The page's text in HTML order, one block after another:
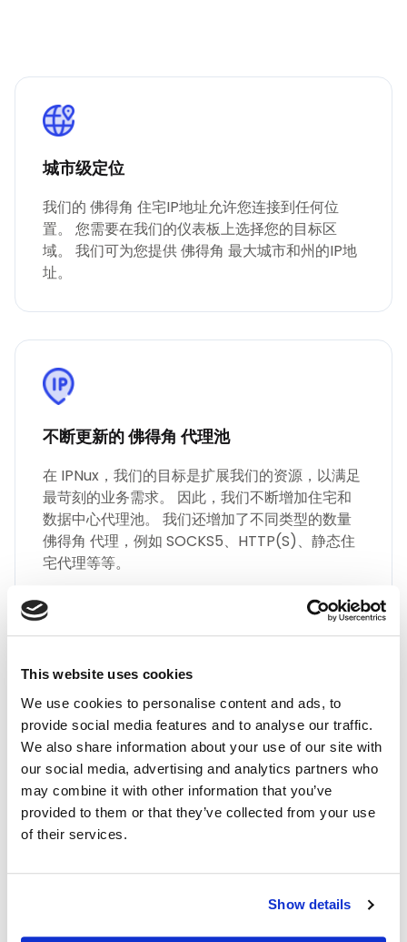
This website uses cookies
We use cookies to personalise content and ads, to
provide social media features and to analyse our traffic.
We also share information about your use of our site with
our social media, advertising and analytics partners who
may combine it with other information that you’ve
provided to them or that they’ve collected from your use
of their services.
Show details
城市级定位
我们的 佛得角 住宅IP地址允许您连接到任何位
置。 您需要在我们的仪表板上选择您的目标区
域。 我们可为您提供 佛得角 最大城市和州的IP地
址。
不断更新的 佛得角 代理池
在 IPNux，我们的目标是扩展我们的资源，以满足
最苛刻的业务需求。 因此，我们不断增加住宅和
数据中心代理池。 我们还增加了不同类型的数量
佛得角 代理，例如 SOCKS5、HTTP(S)、静态住
宅代理等等。
最高品质
通过 IPnux 采用业界最高质量的代理。 我们的代
理经过精心策划，可提供卓越的性能、无与伦比的
安全性和无缝的在线匿名性。 相信我们对满足您
所有代理需求的质量承诺，包括 佛得角 住宅代